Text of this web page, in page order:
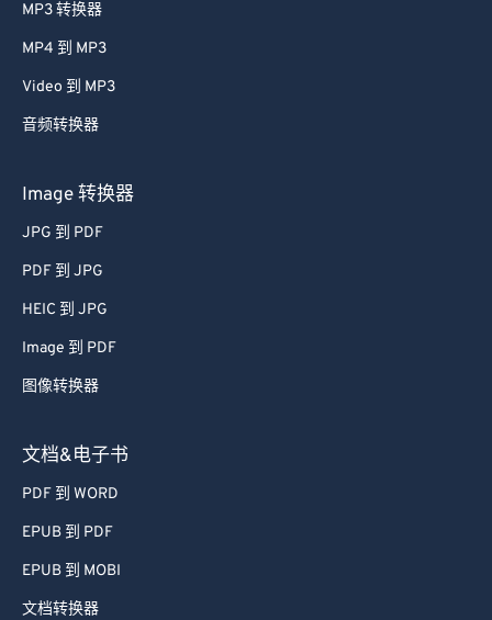
MP3 转换器
MP4 到 MP3
Video 到 MP3
音频转换器
Image 转换器
JPG 到 PDF
PDF 到 JPG
HEIC 到 JPG
Image 到 PDF
图像转换器
文档&电子书
PDF 到 WORD
EPUB 到 PDF
EPUB 到 MOBI
文档转换器